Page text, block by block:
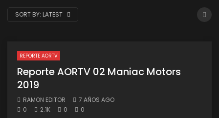
SORT BY: LATEST
REPORTE AORTV
Reporte AORTV 02 Maniac Motors
2019
RAMON EDITOR
7 AÑOS AGO
0
2.1K 0 0